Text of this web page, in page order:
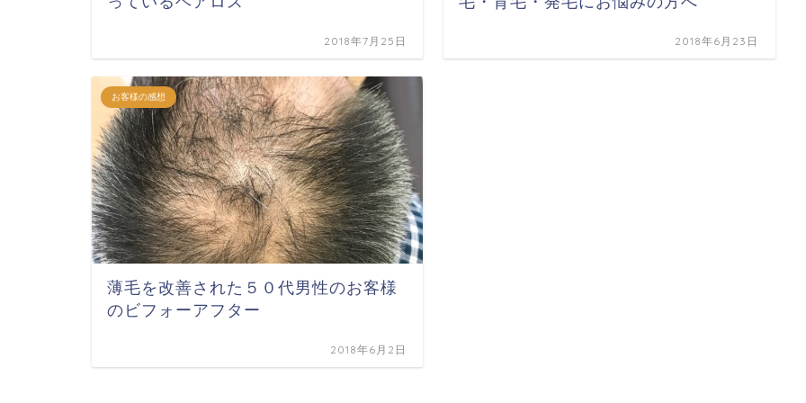
2018年7月25日 2018年6月23日
お客様の感想
薄毛を改善された５０代男性のお客様
のビフォーアフター
2018年6月2日